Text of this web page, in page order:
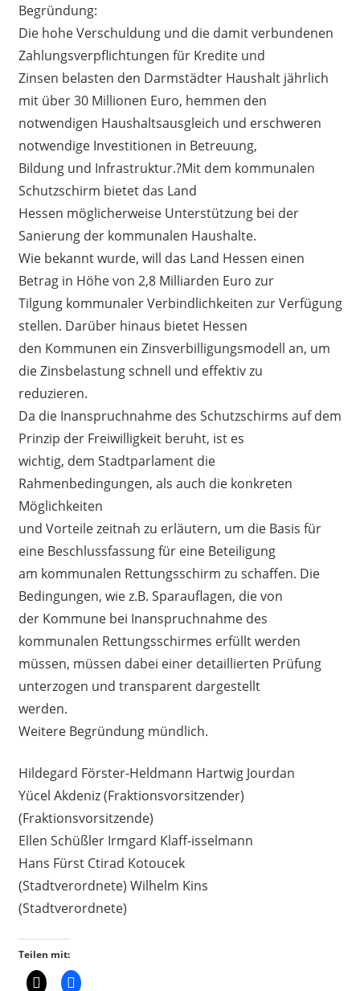
Begründung:
Die hohe Verschuldung und die damit verbundenen
Zahlungsverpflichtungen für Kredite und
Zinsen belasten den Darmstädter Haushalt jährlich
mit über 30 Millionen Euro, hemmen den
notwendigen Haushaltsausgleich und erschweren
notwendige Investitionen in Betreuung,
Bildung und Infrastruktur.?Mit dem kommunalen
Schutzschirm bietet das Land
Hessen möglicherweise Unterstützung bei der
Sanierung der kommunalen Haushalte.
Wie bekannt wurde, will das Land Hessen einen
Betrag in Höhe von 2,8 Milliarden Euro zur
Tilgung kommunaler Verbindlichkeiten zur Verfügung
stellen. Darüber hinaus bietet Hessen
den Kommunen ein Zinsverbilligungsmodell an, um
die Zinsbelastung schnell und effektiv zu
reduzieren.
Da die Inanspruchnahme des Schutzschirms auf dem
Prinzip der Freiwilligkeit beruht, ist es
wichtig, dem Stadtparlament die
Rahmenbedingungen, als auch die konkreten
Möglichkeiten
und Vorteile zeitnah zu erläutern, um die Basis für
eine Beschlussfassung für eine Beteiligung
am kommunalen Rettungsschirm zu schaffen. Die
Bedingungen, wie z.B. Sparauflagen, die von
der Kommune bei Inanspruchnahme des
kommunalen Rettungsschirmes erfüllt werden
müssen, müssen dabei einer detaillierten Prüfung
unterzogen und transparent dargestellt
werden.
Weitere Begründung mündlich.
Hildegard Förster-Heldmann Hartwig Jourdan
Yücel Akdeniz (Fraktionsvorsitzender)
(Fraktionsvorsitzende)
Ellen Schüßler Irmgard Klaff-isselmann
Hans Fürst Ctirad Kotoucek
(Stadtverordnete) Wilhelm Kins
(Stadtverordnete)
Teilen mit: